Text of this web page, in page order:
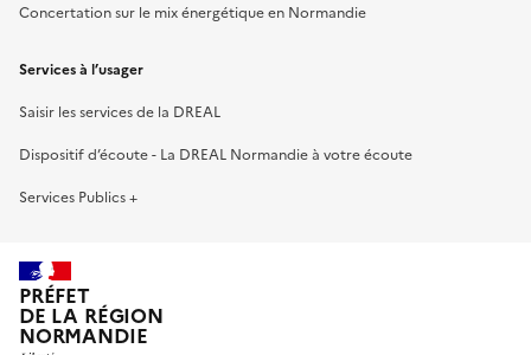
Concertation sur le mix énergétique en Normandie
Services à l’usager
Saisir les services de la DREAL
Dispositif d’écoute - La DREAL Normandie à votre écoute
Services Publics +
PRÉFET
DE LA RÉGION
NORMANDIE